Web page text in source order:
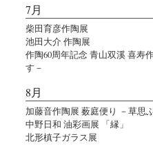
7月
柴田育彦作陶展
池田大介 作陶展
作陶60周年記念 青山双溪 喜寿
す－
8月
加藤音作陶展 薮庭便り －草思
中野日和 油彩画展 「縁」
北形槙子ガラス展